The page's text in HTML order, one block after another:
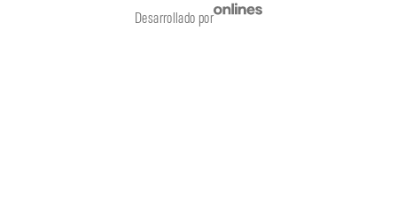
Desarrollado por